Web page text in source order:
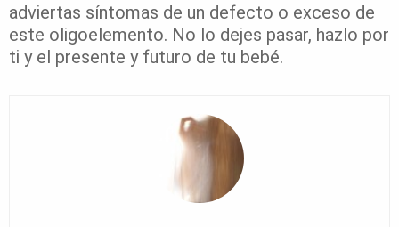
adviertas síntomas de un defecto o exceso de
este oligoelemento. No lo dejes pasar, hazlo por
ti y el presente y futuro de tu bebé.